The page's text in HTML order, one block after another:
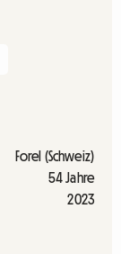
Forel (Schweiz)
54 Jahre
2023